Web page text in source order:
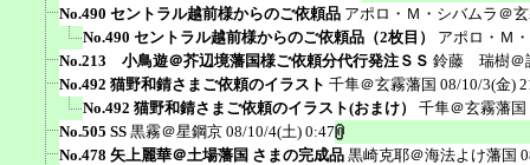
No.490 セントラル越前様からのご依頼品 アポロ・Ｍ・シバムラ＠
No.490 セントラル越前様からのご依頼品（2枚目）
アポロ・Ｍ
No.213 小鳥遊＠芥辺境藩国様ご依頼分代行発注ＳＳ 鈴藤 瑞樹＠
No.492 猫野和錆さまご依頼のイラスト 千隼＠玄霧藩国 08/10/3(金)
No.492 猫野和錆さまご依頼のイラスト(おまけ）
千隼＠玄霧藩国
No.505 SS 黒霧＠星鋼京 08/10/4(土) 0:47
No.478 矢上麗華＠土場藩国 さまの完成品 黒崎克耶＠海法よけ藩国